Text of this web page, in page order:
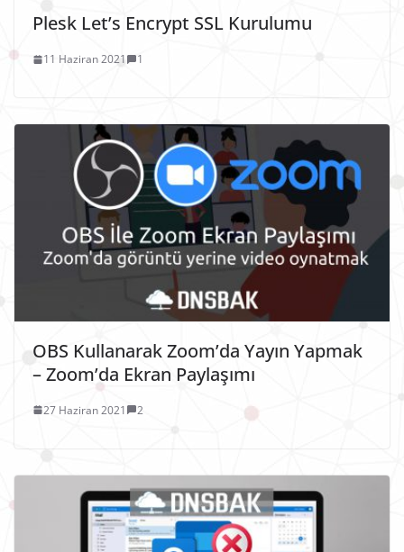
Plesk Let’s Encrypt SSL Kurulumu
11 Haziran 2021 1
OBS Kullanarak Zoom’da Yayın Yapmak
– Zoom’da Ekran Paylaşımı
27 Haziran 2021 2